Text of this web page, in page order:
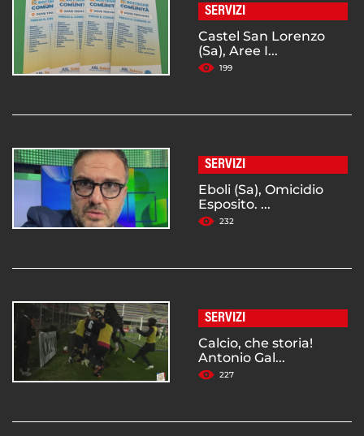
SERVIZI
Castel San Lorenzo
(Sa), Aree I...
199
SERVIZI
Eboli (Sa), Omicidio
Esposito. ...
232
SERVIZI
Calcio, che storia!
Antonio Gal...
227